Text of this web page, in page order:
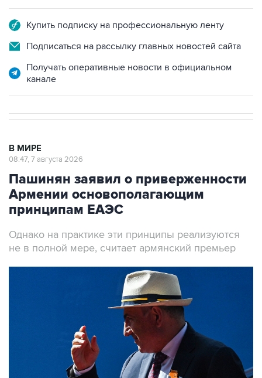
Купить подписку на профессиональную ленту
Подписаться на рассылку главных новостей сайта
Получать оперативные новости в официальном
канале
В МИРЕ
08:47, 7 августа 2026
Пашинян заявил о приверженности
Армении основополагающим
принципам ЕАЭС
Однако на практике эти принципы реализуются
не в полной мере, считает армянский премьер